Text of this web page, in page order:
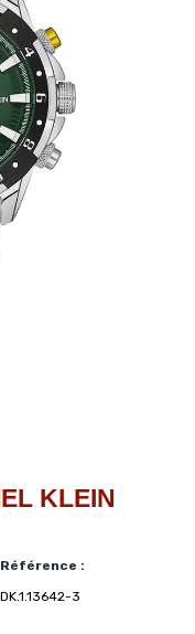
KLEIN
Référence :
DK.1.13642-3